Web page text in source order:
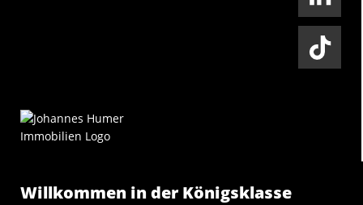
Willkommen in der Königsklasse